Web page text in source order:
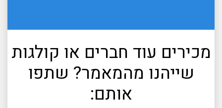
מכירים עוד חברים או קולגות
שייהנו מהמאמר? שתפו
אותם: